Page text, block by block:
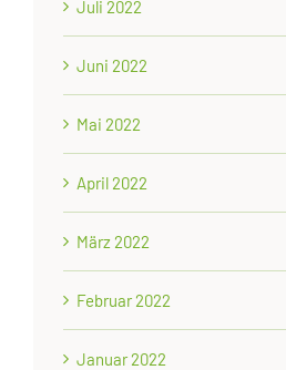
Juli 2022
Juni 2022
Mai 2022
April 2022
März 2022
Februar 2022
Januar 2022